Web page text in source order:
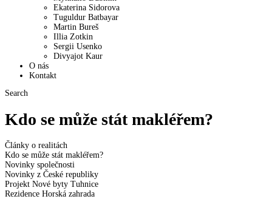
Ekaterina Sidorova
Tuguldur Batbayar
Martin Bureš
Illia Zotkin
Sergii Usenko
Divyajot Kaur
O nás
Kontakt
Search
Kdo se může stát makléřem?
Články o realitách
Kdo se může stát makléřem?
Novinky společnosti
Novinky z České republiky
Projekt Nové byty Tuhnice
Rezidence Horská zahrada